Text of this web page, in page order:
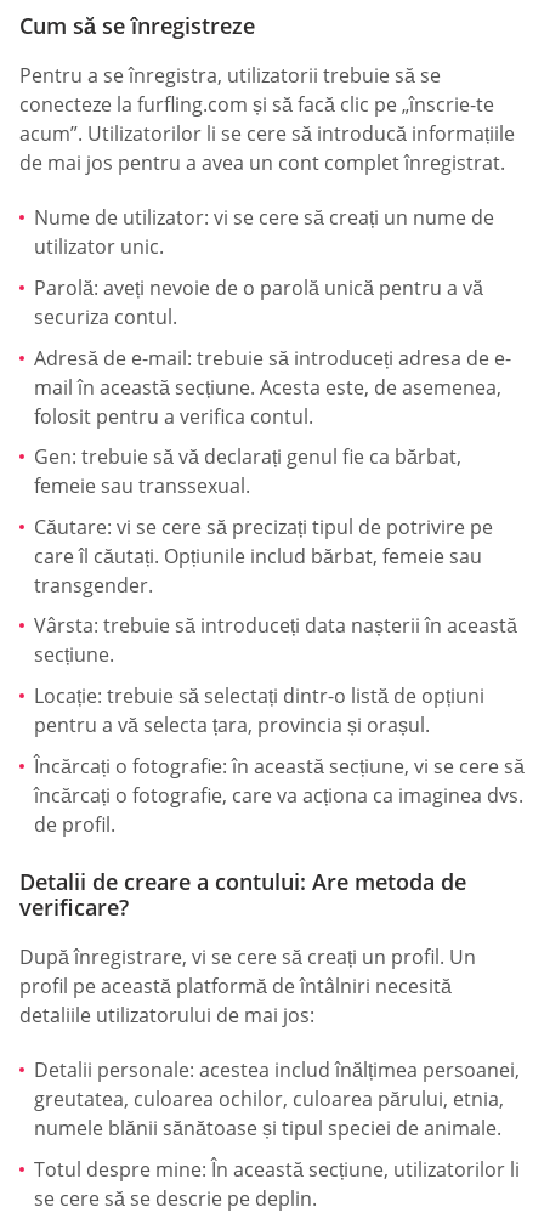
Cum să se înregistreze
Pentru a se înregistra, utilizatorii trebuie să se
conecteze la furfling.com și să facă clic pe „înscrie-te
acum”. Utilizatorilor li se cere să introducă informațiile
de mai jos pentru a avea un cont complet înregistrat.
Nume de utilizator: vi se cere să creați un nume de
utilizator unic.
Parolă: aveți nevoie de o parolă unică pentru a vă
securiza contul.
Adresă de e-mail: trebuie să introduceți adresa de e-
mail în această secțiune. Acesta este, de asemenea,
folosit pentru a verifica contul.
Gen: trebuie să vă declarați genul fie ca bărbat,
femeie sau transsexual.
Căutare: vi se cere să precizați tipul de potrivire pe
care îl căutați. Opțiunile includ bărbat, femeie sau
transgender.
Vârsta: trebuie să introduceți data nașterii în această
secțiune.
Locație: trebuie să selectați dintr-o listă de opțiuni
pentru a vă selecta țara, provincia și orașul.
Încărcați o fotografie: în această secțiune, vi se cere să
încărcați o fotografie, care va acționa ca imaginea dvs.
de profil.
Detalii de creare a contului: Are metoda de
verificare?
După înregistrare, vi se cere să creați un profil. Un
profil pe această platformă de întâlniri necesită
detaliile utilizatorului de mai jos:
Detalii personale: acestea includ înălțimea persoanei,
greutatea, culoarea ochilor, culoarea părului, etnia,
numele blănii sănătoase și tipul speciei de animale.
Totul despre mine: În această secțiune, utilizatorilor li
se cere să se descrie pe deplin.